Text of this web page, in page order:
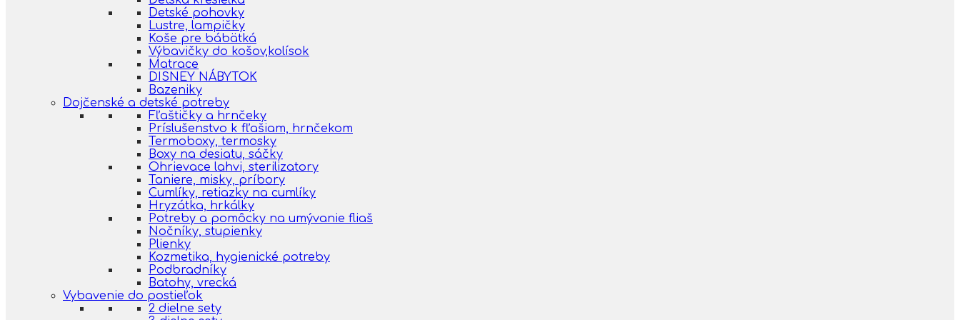
Detské pohovky
Lustre, lampičky
Koše pre bábätká
Výbavičky do košov,kolísok
Matrace
DISNEY NÁBYTOK
Bazeniky
Dojčenské a detské potreby
Fľaštičky a hrnčeky
Príslušenstvo k fľašiam, hrnčekom
Termoboxy, termosky
Boxy na desiatu, sáčky
Ohrievace lahvi, sterilizatory
Taniere, misky, príbory
Cumlíky, retiazky na cumlíky
Hryzátka, hrkálky
Potreby a pomôcky na umývanie fliaš
Nočníky, stupienky
Plienky
Kozmetika, hygienické potreby
Podbradníky
Batohy, vrecká
Vybavenie do postieľok
2 dielne sety